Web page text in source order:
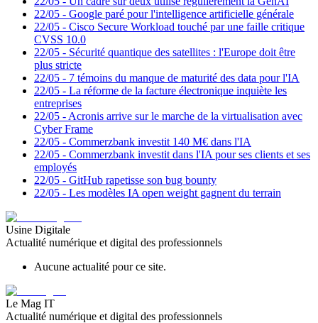
22/05 - Google paré pour l'intelligence artificielle générale
22/05 - Cisco Secure Workload touché par une faille critique
CVSS 10.0
22/05 - Sécurité quantique des satellites : l'Europe doit être
plus stricte
22/05 - 7 témoins du manque de maturité des data pour l'IA
22/05 - La réforme de la facture électronique inquiète les
entreprises
22/05 - Acronis arrive sur le marche de la virtualisation avec
Cyber Frame
22/05 - Commerzbank investit 140 M€ dans l'IA
22/05 - Commerzbank investit dans l'IA pour ses clients et ses
employés
22/05 - GitHub rapetisse son bug bounty
22/05 - Les modèles IA open weight gagnent du terrain
Usine Digitale
Actualité numérique et digital des professionnels
Aucune actualité pour ce site.
Le Mag IT
Actualité numérique et digital des professionnels